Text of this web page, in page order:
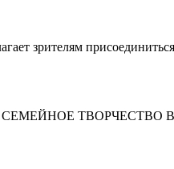
зрителям
ТВОРЧЕСТВО В